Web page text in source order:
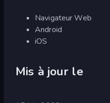
Navigateur Web
Android
iOS
Mis à jour le